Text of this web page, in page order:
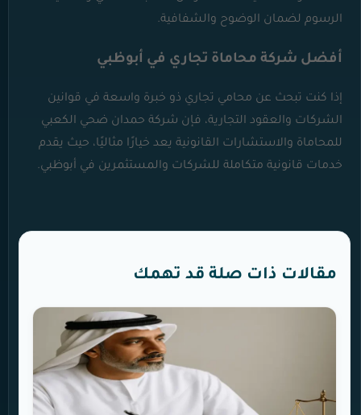
الرسوم لضمان الوضوح والشفافية.
أفضل شركة محاماة تجاري في أبوظبي
إذا كنت تبحث عن محامي تجاري ذو خبرة واسعة في قوانين
الشركات والعقود التجارية، فإن شركة حمدان ضحي الكعبي
للمحاماة والاستشارات القانونية يعد خيارًا مثاليًا، حيث يقدم
خدمات قانونية متكاملة للشركات والمستثمرين في أبوظبي.
مقالات ذات صلة قد تهمك